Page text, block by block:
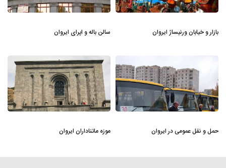
بازار و خیابان ورنیساژ ایروان سالن باله و اپرای ایروان
حمل و نقل عمومی در ایروان موزه ماتناداران ایروان